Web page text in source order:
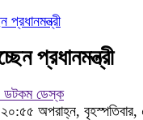
প্রধানমন্ত্রী
প্রধানমন্ত্রী
ডটকম ডেস্ক
অপরাহ্ন, বৃহস্পতিবার,